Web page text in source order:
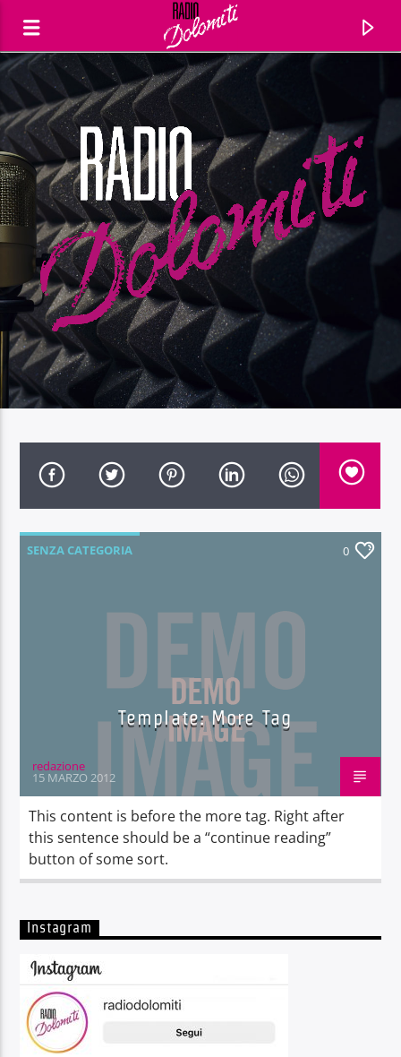
Traccia corrente
Titolo
Artista
SENZA CATEGORIA 0
Template: More Tag
redazione
15 MARZO 2012
This content is before the more tag. Right after
this sentence should be a “continue reading”
button of some sort.
Instagram